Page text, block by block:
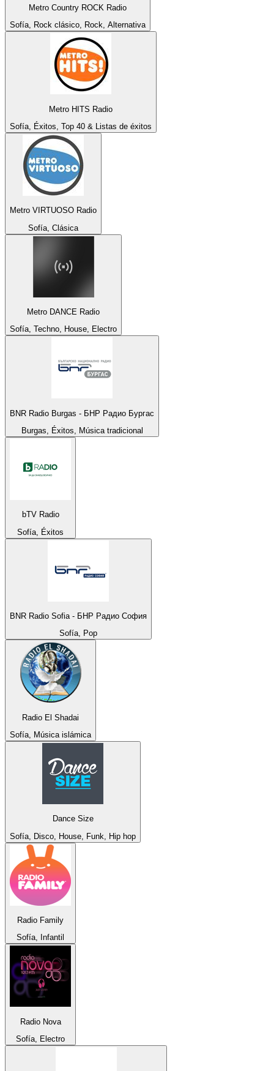
Metro Country ROCK Radio
Sofía, Rock clásico, Rock, Alternativa
Metro HITS Radio
Sofía, Éxitos, Top 40 & Listas de éxitos
Metro VIRTUOSO Radio
Sofía, Clásica
Metro DANCE Radio
Sofía, Techno, House, Electro
BNR Radio Burgas - БНР Радио Бургас
Burgas, Éxitos, Música tradicional
bTV Radio
Sofía, Éxitos
BNR Radio Sofia - БНР Радио София
Sofía, Pop
Radio El Shadai
Sofía, Música islámica
Dance Size
Sofía, Disco, House, Funk, Hip hop
Radio Family
Sofía, Infantil
Radio Nova
Sofía, Electro